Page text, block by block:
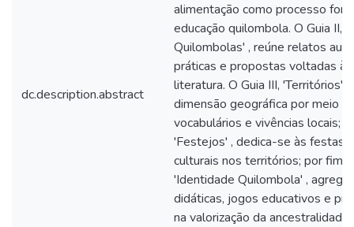
dc.description.abstract
alimentação como processo
educação quilombola. O Guia II,
Quilombolas' , reúne relatos
práticas e propostas voltadas à
literatura. O Guia III, 'Territórios' ,
dimensão geográfica por meio
vocabulários e vivências locais; o
'Festejos' , dedica-se às festas
culturais nos territórios; por fim,
'Identidade Quilombola' , agrega
didáticas, jogos educativos e
na valorização da